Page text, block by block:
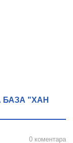
БАЗА "ХАН
0 коментара